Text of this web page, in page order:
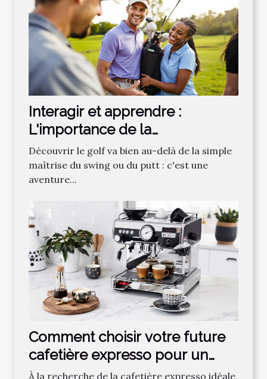
Interagir et apprendre :
L'importance de la
communauté dans
l'apprentissage du golf
Découvrir le golf va bien au-delà de la simple
maîtrise du swing ou du putt : c'est une
aventure...
Comment choisir votre future
cafetière expresso pour un
café parfait ?
À la recherche de la cafetière expresso idéale,